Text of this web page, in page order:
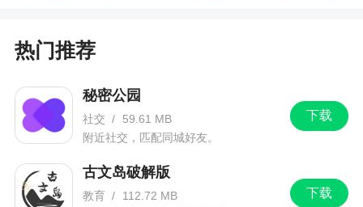
热门推荐
下载
秘密公园
社交 /
59.61 MB
附近社交，匹配同城好友。
下载
古文岛破解版
教育 /
112.72 MB